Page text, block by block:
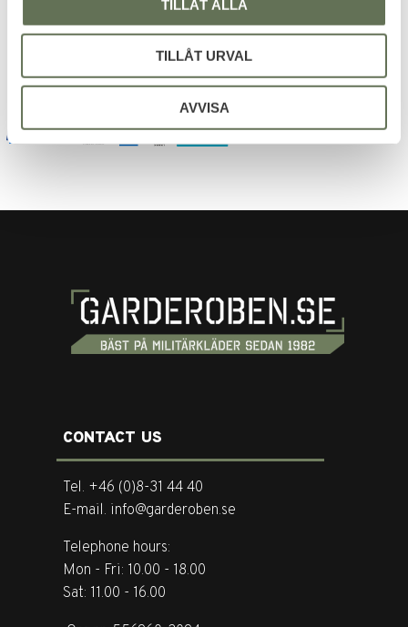
TILLÅT ALLA
TILLÅT URVAL
AVVISA
Dina personuppgifter behandlas i enlighet med vår
integritetspolicy
CONTACT US
Tel. +46 (0)8-31 44 40
E-mail. info@garderoben.se
Telephone hours:
Mon - Fri: 10.00 - 18.00
Sat: 11.00 - 16.00